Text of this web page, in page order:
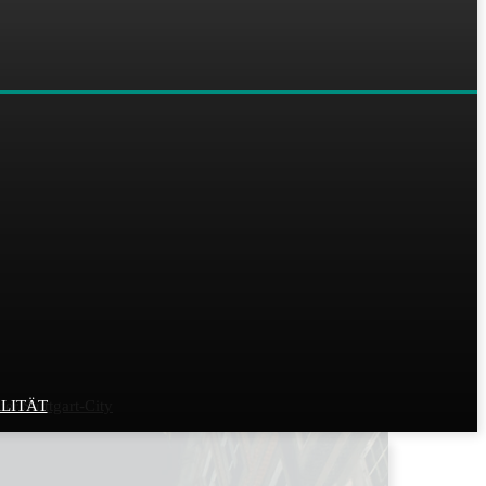
Stuttgart-City